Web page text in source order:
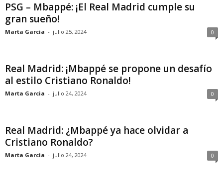
PSG – Mbappé: ¡El Real Madrid cumple su
gran sueño!
Marta Garcia - julio 25, 2024 0
Real Madrid: ¡Mbappé se propone un desafío
al estilo Cristiano Ronaldo!
Marta Garcia - julio 24, 2024 0
Real Madrid: ¿Mbappé ya hace olvidar a
Cristiano Ronaldo?
Marta Garcia - julio 24, 2024 0